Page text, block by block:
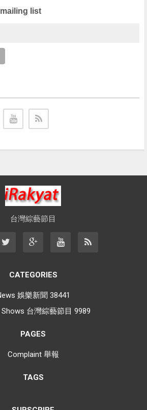
list
台灣綜藝節目
CATEGORIES
娛樂新聞 38441
Shows 台灣綜藝節目 9989
PAGES
Complaint 舉報
TAGS